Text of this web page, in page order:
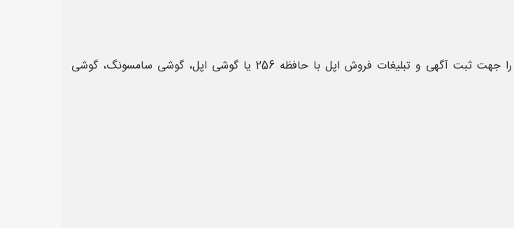
با ما باشید تا در این قسمت نیز چندین سایت با بازدید و بازدهی بسیار بالا را جهت ثبت آگهی و تبلیغات فروش اپل با حافظه 256 یا گوشی اپل، گوشی سامسونگ، گوشی